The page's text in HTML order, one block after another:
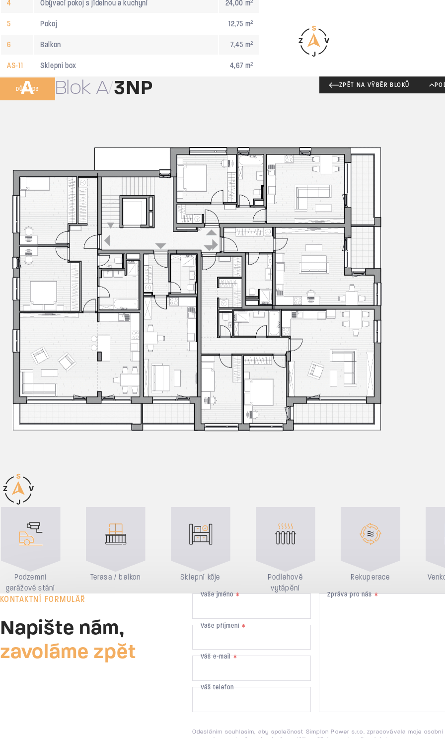
4 Obývací pokoj s jídelnou a kuchyní 24,00 m²
5 Pokoj 12,75 m²
6 Balkon 7,45 m²
AS-11 Sklepní box 4,67 m²
DŮM BD3
A Blok A 3NP ZPĚT NA VÝBĚR BLOKŮ
Podzemní
garážové stání
Terasa / balkon Sklepní kóje
Podlahové
vytápění
Rekuperace
KONTAKTNÍ FORMULÁŘ
Napište nám,
zavoláme zpět
Vaše jméno*
Vaše příjmení*
Váš e-mail*
Váš telefon
Zpráva pro nás*
Odesláním souhlasím, aby společnost Simplon Power s.r.o. zpracovávala moje osobní